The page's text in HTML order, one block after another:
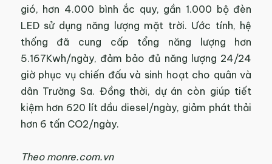
gió, hơn 4.000 bình ắc quy, gần 1.000 bộ đèn
LED sử dụng năng lượng mặt trời. Ước tính, hệ
thống đã cung cấp tổng năng lượng hơn
5.167Kwh/ngày, đảm bảo đủ năng lượng 24/24
giờ phục vụ chiến đấu và sinh hoạt cho quân và
dân Trường Sa. Đồng thời, dự án còn giúp tiết
kiệm hơn 620 lít dầu diesel/ngày, giảm phát thải
hơn 6 tấn CO2/ngày.
Theo monre.com.vn